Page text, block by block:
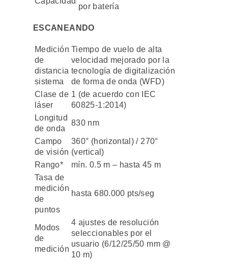
por batería
ESCANEANDO
Medición
de
distancia
sistema
Tiempo de vuelo de alta
velocidad mejorado por la
tecnología de digitalización
de forma de onda (WFD)
Clase de
láser
1 (de acuerdo con IEC
60825-1:2014)
Longitud
de onda
830 nm
Campo
de visión
360° (horizontal) / 270°
(vertical)
Rango*
mín. 0.5 m – hasta 45 m
Tasa de
medición
de
puntos
hasta 680.000 pts/seg
Modos
de
medición
4 ajustes de resolución
seleccionables por el
usuario (6/12/25/50 mm @
10 m)